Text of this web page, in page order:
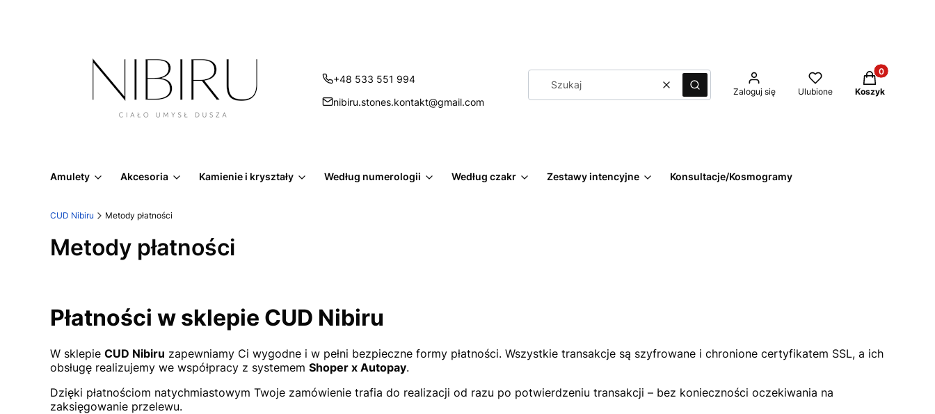
+48 533 551 994
nibiru.stones.kontakt@gmail.com
WyczyśćSzukaj Zaloguj się Ulubione
Produkty w
Koszyk
Amulety Akcesoria Kamienie i kryształy Według numerologii Według czakr Zestawy intencyjne Konsultacje/Kosmogramy
CUD Nibiru Metody płatności
Metody płatności
Płatności w sklepie CUD Nibiru
W sklepie CUD Nibiru zapewniamy Ci wygodne i w pełni bezpieczne formy płatności. Wszystkie transakcje są szyfrowane i chronione certyfikatem SSL, a ich
obsługę realizujemy we współpracy z systemem Shoper x Autopay.
Dzięki płatnościom natychmiastowym Twoje zamówienie trafia do realizacji od razu po potwierdzeniu transakcji – bez konieczności oczekiwania na
zaksięgowanie przelewu.